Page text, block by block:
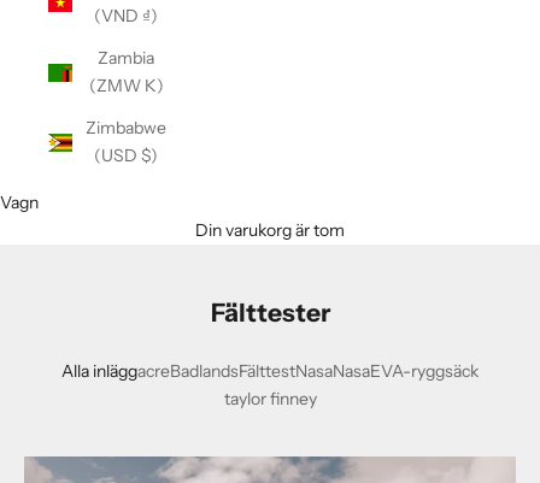
(VND ₫)
Zambia
(ZMW K)
Zimbabwe
(USD $)
Vagn
Din varukorg är tom
Fälttester
Alla inläggacreBadlandsFälttestNasaNasaEVA-ryggsäck
taylor finney